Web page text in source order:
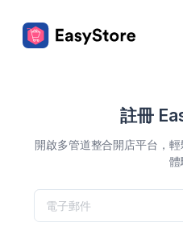
註冊
開啟多管道整合開店平台，
體